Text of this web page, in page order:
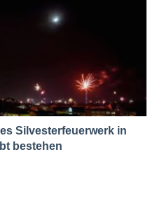
Silvesterfeuerwerk in
bestehen